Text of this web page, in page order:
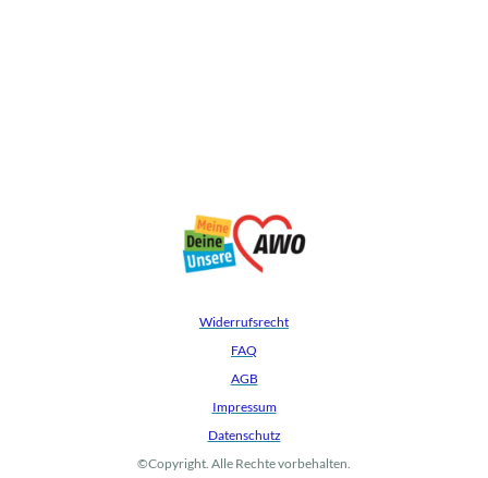
Widerrufsrecht
FAQ
AGB
Impressum
Datenschutz
©Copyright. Alle Rechte vorbehalten.